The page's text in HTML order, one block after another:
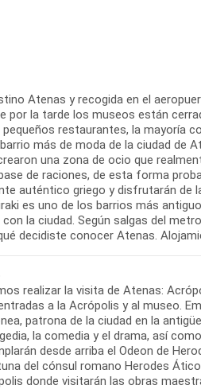
Atenas y recogida en el
por la tarde los museos están
restaurantes, la mayoría
más de moda de la ciudad de
una zona de ocio que
de raciones, de esta forma
auténtico griego y disfrutarán de
es uno de los barrios más
la ciudad. Según salgas del
realizar la visita de Atenas:
a la Acrópolis y al museo.
patrona de la ciudad en la
la comedia y el drama, así
desde arriba el Odeon de
del cónsul romano Herodes
donde visitarán las obras